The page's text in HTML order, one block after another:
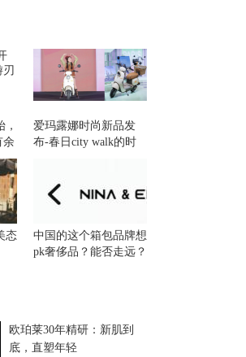
余
爱玛露娜时尚新品发
布-春日city walk的时
态
中国的这个箱包品牌想
pk奢侈品？能否走远？
欧珀莱30年精研：新肌到
底，直塑年轻